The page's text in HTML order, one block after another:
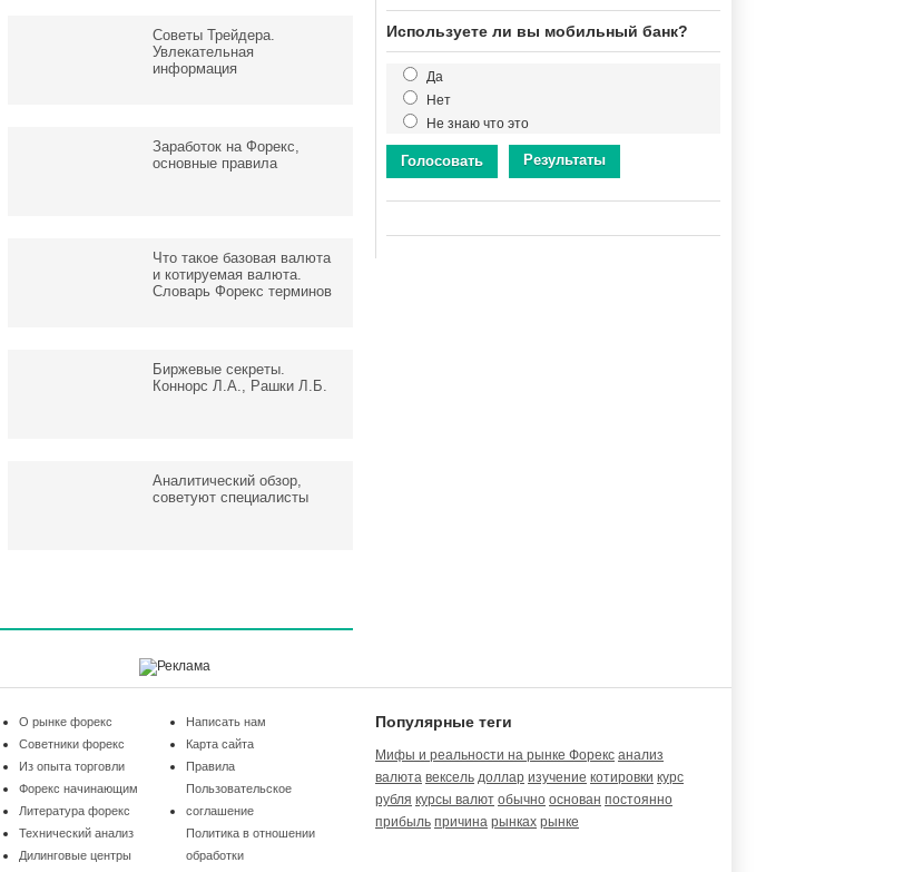
Советы Трейдера.
Увлекательная
информация
Заработок на Форекс,
основные правила
Что такое базовая валюта
и котируемая валюта.
Словарь Форекс терминов
Биржевые секреты.
Коннорс Л.А., Рашки Л.Б.
Аналитический обзор,
советуют специалисты
Используете ли вы мобильный банк?
Да
Нет
Не знаю что это
Голосовать Результаты
О рынке форекс
Советники форекс
Из опыта торговли
Форекс начинающим
Литература форекс
Технический анализ
Дилинговые центры
Написать нам
Карта сайта
Правила
Пользовательское
соглашение
Политика в отношении
обработки
Популярные теги
Мифы и реальности на рынке Форекс анализ
валюта вексель доллар изучение котировки курс
рубля курсы валют обычно основан постоянно
прибыль причина рынках рынке